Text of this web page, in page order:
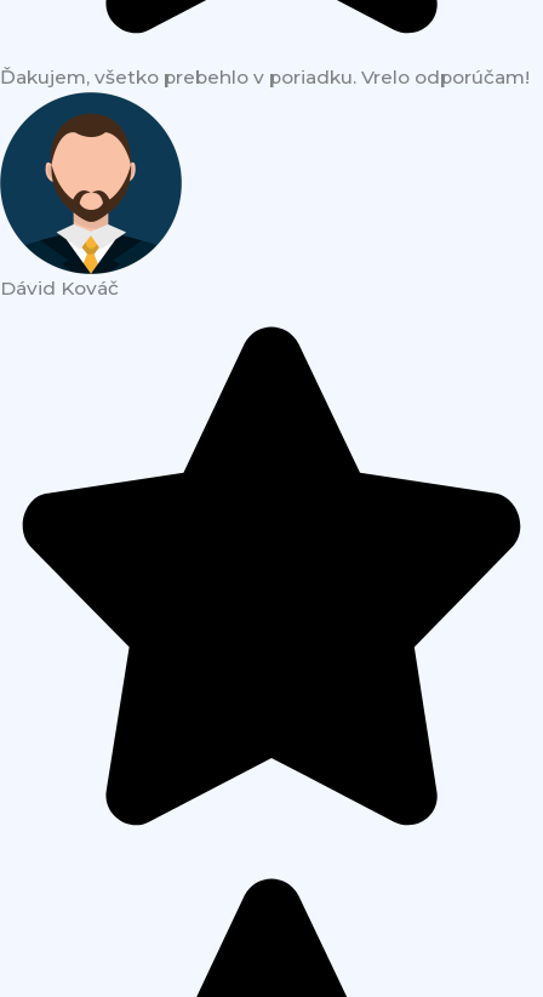
Ďakujem, všetko prebehlo v poriadku. Vrelo odporúčam!
Dávid Kováč